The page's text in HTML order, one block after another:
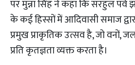
पर मुन्ना सिंह ने कहा कि सरहुल पर्व
के कई हिस्सों में आदिवासी समाज
प्रमुख प्राकृतिक उत्सव है, जो वनों,
प्रति कृतज्ञता व्यक्त करता है।